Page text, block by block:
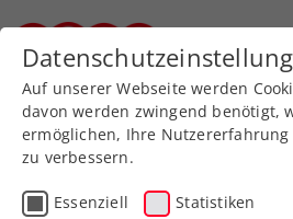
Aktuelle
Auf unserer Webseite werden
davon werden zwingend benötigt,
ermöglichen, Ihre
zu verbessern.
Essenziell Statistiken